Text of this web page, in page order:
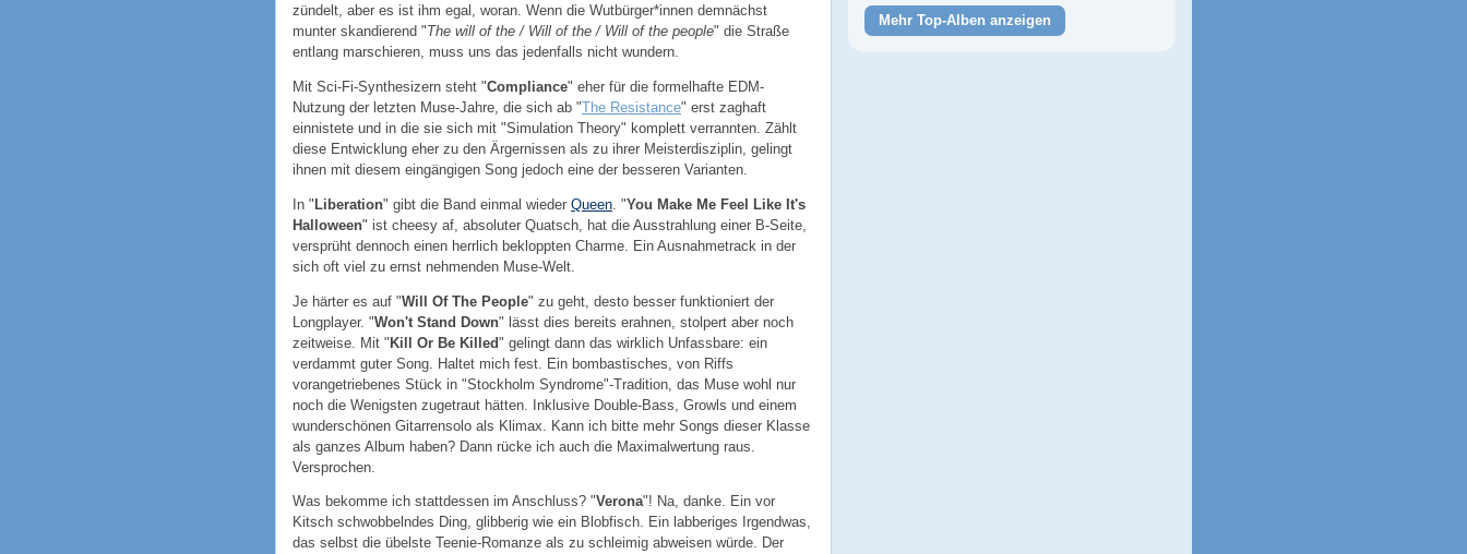
zündelt, aber es ist ihm egal, woran. Wenn die Wutbürger*innen demnächst
munter skandierend "The will of the / Will of the / Will of the people" die Straße
entlang marschieren, muss uns das jedenfalls nicht wundern.
Mit Sci-Fi-Synthesizern steht "Compliance" eher für die formelhafte EDM-
Nutzung der letzten Muse-Jahre, die sich ab "The Resistance" erst zaghaft
einnistete und in die sie sich mit "Simulation Theory" komplett verrannten. Zählt
diese Entwicklung eher zu den Ärgernissen als zu ihrer Meisterdisziplin, gelingt
ihnen mit diesem eingängigen Song jedoch eine der besseren Varianten.
In " Liberation" gibt die Band einmal wieder Queen . "You Make Me Feel Like It's
Halloween" ist cheesy af, absoluter Quatsch, hat die Ausstrahlung einer B-Seite,
versprüht dennoch einen herrlich bekloppten Charme. Ein Ausnahmetrack in der
sich oft viel zu ernst nehmenden Muse-Welt.
Je härter es auf "Will Of The People" zu geht, desto besser funktioniert der
Longplayer. "Won't Stand Down" lässt dies bereits erahnen, stolpert aber noch
zeitweise. Mit "Kill Or Be Killed" gelingt dann das wirklich Unfassbare: ein
verdammt guter Song. Haltet mich fest. Ein bombastisches, von Riffs
vorangetriebenes Stück in "Stockholm Syndrome"-Tradition, das Muse wohl nur
noch die Wenigsten zugetraut hätten. Inklusive Double-Bass, Growls und einem
wunderschönen Gitarrensolo als Klimax. Kann ich bitte mehr Songs dieser Klasse
als ganzes Album haben? Dann rücke ich auch die Maximalwertung raus.
Versprochen.
Was bekomme ich stattdessen im Anschluss? "Verona"! Na, danke. Ein vor
Kitsch schwobbelndes Ding, glibberig wie ein Blobfisch. Ein labberiges Irgendwas,
das selbst die übelste Teenie-Romanze als zu schleimig abweisen würde. Der
Mehr Top-Alben anzeigen